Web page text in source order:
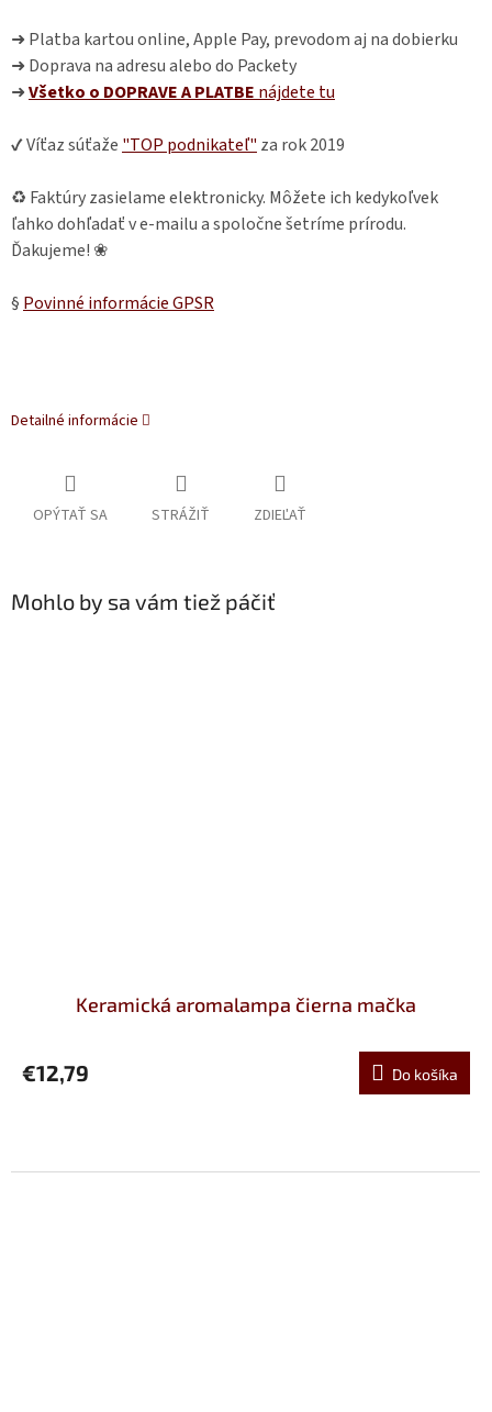
➜ Platba kartou online, Apple Pay, prevodom aj na dobierku
➜ Doprava na adresu alebo do Packety
➜Všetko o DOPRAVE A PLATBE nájdete tu
✔ Víťaz súťaže "TOP podnikateľ" za rok 2019
♻ Faktúry zasielame elektronicky. Môžete ich kedykoľvek
ľahko dohľadať v e-mailu a spoločne šetríme prírodu.
Ďakujeme! ❀
§ Povinné informácie GPSR
Detailné informácie
OPÝTAŤ SA STRÁŽIŤ ZDIEĽAŤ
Mohlo by sa vám tiež páčiť
Keramická aromalampa čierna mačka
€12,79 Do košíka